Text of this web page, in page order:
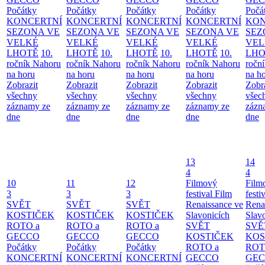
Počátky
KONCERTNÍ
SEZONA VE
VELKÉ
LHOTĚ 10.
ročník Nahoru
na horu
Zobrazit
všechny
záznamy ze
dne
Počátky
KONCERTNÍ
SEZONA VE
VELKÉ
LHOTĚ 10.
ročník Nahoru
na horu
Zobrazit
všechny
záznamy ze
dne
Počátky
KONCERTNÍ
SEZONA VE
VELKÉ
LHOTĚ 10.
ročník Nahoru
na horu
Zobrazit
všechny
záznamy ze
dne
Počátky
KONCERTNÍ
SEZONA VE
VELKÉ
LHOTĚ 10.
ročník Nahoru
na horu
Zobrazit
všechny
záznamy ze
dne
na
dne
10
3
SVĚT
KOSTIČEK
ROTO a
GECCO
Počátky
KONCERTNÍ
11
3
SVĚT
KOSTIČEK
ROTO a
GECCO
Počátky
KONCERTNÍ
12
3
SVĚT
KOSTIČEK
ROTO a
GECCO
Počátky
KONCERTNÍ
13
4
Filmový
festival Film
Renaissance ve
Slavonicích
SVĚT
KOSTIČEK
ROTO a
GECCO
14
4